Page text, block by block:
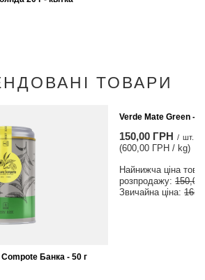
ТОВАРИ
Банка - 50 г
Verde Mate Green -
150,00 ГРН / шт.
(600,00 ГРН / kg)
Найнижча ціна
розпродажу:
Звичайна ціна: